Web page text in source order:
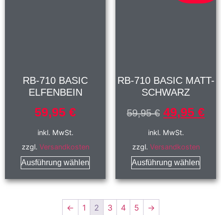
RB-710 BASIC
ELFENBEIN
59,95 €
inkl. MwSt.
zzgl. Versandkosten
Ausführung wählen
RB-710 BASIC MATT-
SCHWARZ
59,95€ 49,95 €
inkl. MwSt.
zzgl. Versandkosten
Ausführung wählen
← 1 2 3 4 5 →